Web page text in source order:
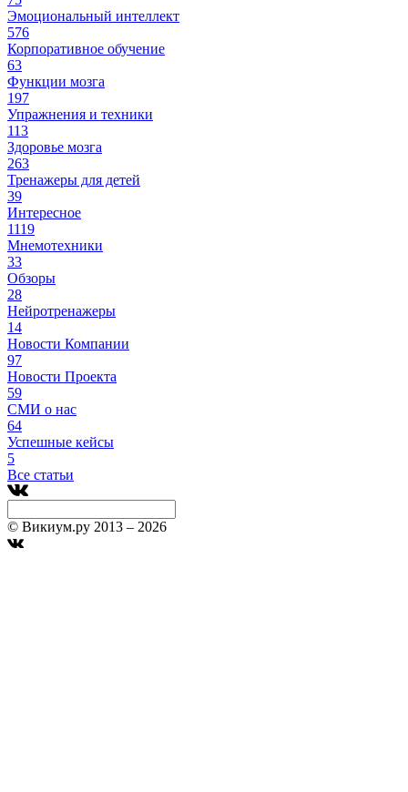
Эмоциональный интеллект
576
Корпоративное обучение
63
Функции мозга
197
Упражнения и техники
113
Здоровье мозга
263
Тренажеры для детей
39
Интересное
1119
Мнемотехники
33
Обзоры
28
Нейротренажеры
14
Новости Компании
97
Новости Проекта
59
СМИ о нас
64
Успешные кейсы
5
Все статьи
© Викиум.ру 2013 – 2026